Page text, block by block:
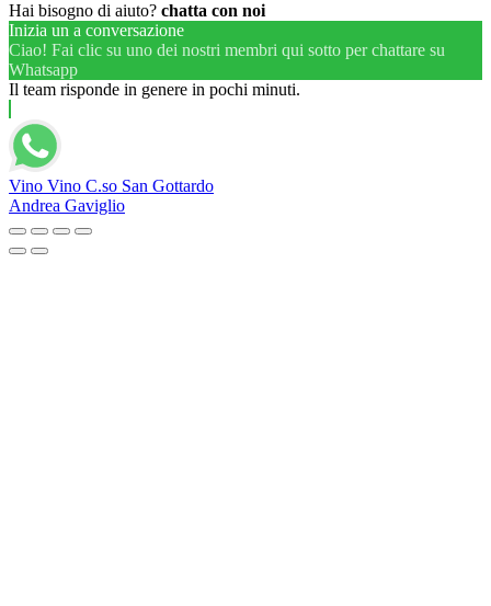
Hai bisogno di aiuto? chatta con noi
Inizia un a conversazione
Ciao! Fai clic su uno dei nostri membri qui sotto per chattare su
Whatsapp
Il team risponde in genere in pochi minuti.
Vino Vino C.so San Gottardo
Andrea Gaviglio